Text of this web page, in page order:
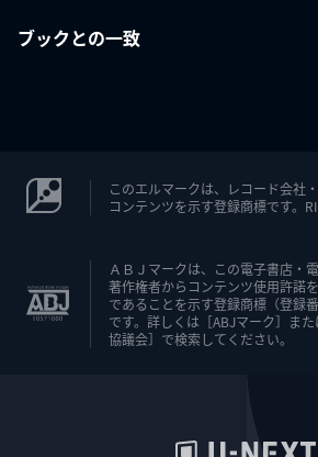
ブックとの一致
このエルマークは、レコード会社
コンテンツを示す登録商標です。
ＡＢＪマークは、この電子書店・
著作権者からコンテンツ使用許諾
であることを示す登録商標（登録
です。詳しくは［ABJマーク］ま
協議会］で検索してください。